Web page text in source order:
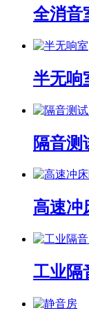
全消音
半无响
隔音测
高速冲
工业隔